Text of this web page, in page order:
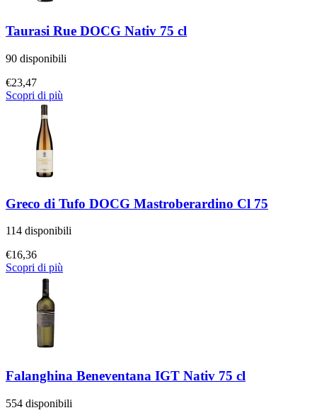
Taurasi Rue DOCG Nativ 75 cl
90 disponibili
€23,47
Scopri di più
Greco di Tufo DOCG Mastroberardino Cl 75
114 disponibili
€16,36
Scopri di più
Falanghina Beneventana IGT Nativ 75 cl
554 disponibili